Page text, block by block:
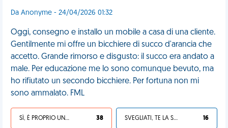
Da Anonyme - 24/04/2026 01:32
Oggi, consegno e installo un mobile a casa di una cliente.
Gentilmente mi offre un bicchiere di succo d'arancia che
accetto. Grande rimorso e disgusto: il succo era andato a
male. Per educazione me lo sono comunque bevuto, ma
ho rifiutato un secondo bicchiere. Per fortuna non mi
sono ammalato. FML
SÌ, È PROPRIO UNA VDM! 38 SVEGLIATI, TE LA SEI CERCATA! 16